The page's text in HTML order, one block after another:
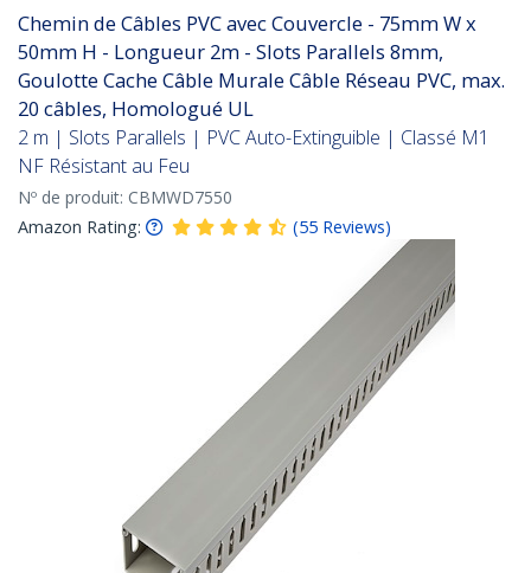
Chemin de Câbles PVC avec Couvercle - 75mm W x
50mm H - Longueur 2m - Slots Parallels 8mm,
Goulotte Cache Câble Murale Câble Réseau PVC, max.
20 câbles, Homologué UL
2 m | Slots Parallels | PVC Auto-Extinguible | Classé M1
NF Résistant au Feu
Nº de produit: CBMWD7550
Amazon Rating:
(55 Reviews)